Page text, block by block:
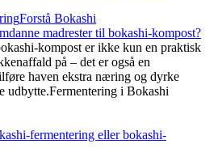
Forstå Bokashi
madrester til bokashi-kompost?
kompost er ikke kun en praktisk
på – det er også en
haven ekstra næring og dyrke
udbytte.Fermentering i Bokashi